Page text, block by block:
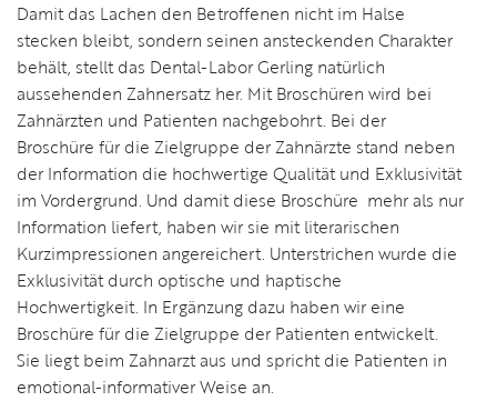
Damit das Lachen den Betroffenen nicht im Halse
stecken bleibt, sondern seinen ansteckenden Charakter
behält, stellt das Dental-Labor Gerling natürlich
aussehenden Zahnersatz her. Mit Broschüren wird bei
Zahnärzten und Patienten nachgebohrt. Bei der
Broschüre für die Zielgruppe der Zahnärzte stand neben
der Information die hochwertige Qualität und Exklusivität
im Vordergrund. Und damit diese Broschüre mehr als nur
Information liefert, haben wir sie mit literarischen
Kurzimpressionen angereichert. Unterstrichen wurde die
Exklusivität durch optische und haptische
Hochwertigkeit. In Ergänzung dazu haben wir eine
Broschüre für die Zielgruppe der Patienten entwickelt.
Sie liegt beim Zahnarzt aus und spricht die Patienten in
emotional-informativer Weise an.